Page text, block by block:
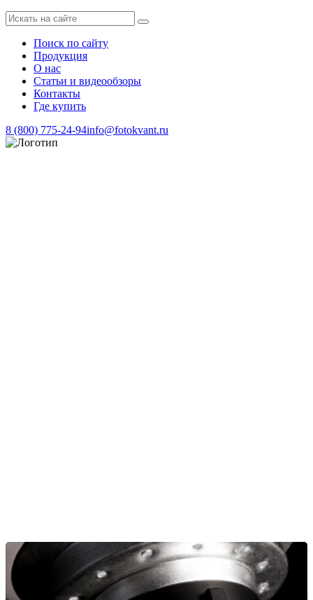
Поиск по сайту
Продукция
О нас
Статьи и видеообзоры
Контакты
Где купить
8 (800) 775-24-94info@fotokvant.ru